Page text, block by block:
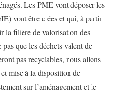
Les PME vont déposer les
vont être crées et qui, à partir
la filière de valorisation des
pas que les déchets valent de
pas recyclables, nous allons
mise à la disposition de
sur l’aménagement et le